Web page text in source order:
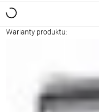
Warianty produktu: